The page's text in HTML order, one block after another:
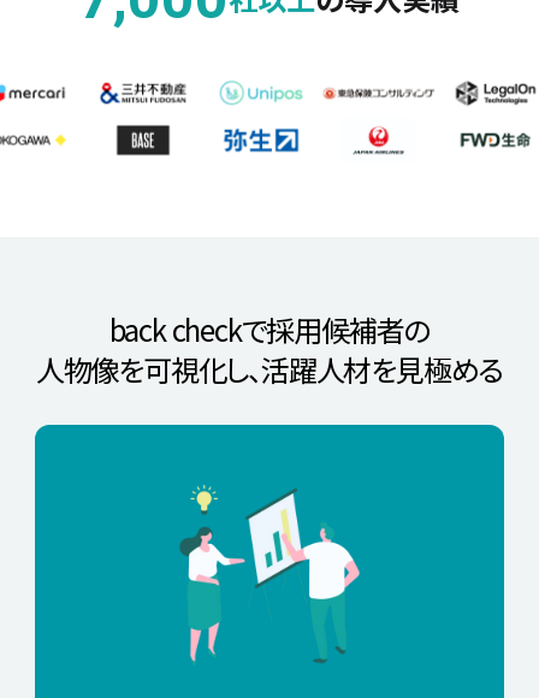
back checkで採用候補者の
人物像を可視化し、活躍人材を見極める